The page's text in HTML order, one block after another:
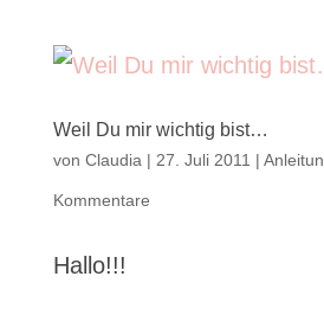
Weil Du mir wichtig bist…
von Claudia | 27. Juli 2011 |
Kommentare
Hallo!!!